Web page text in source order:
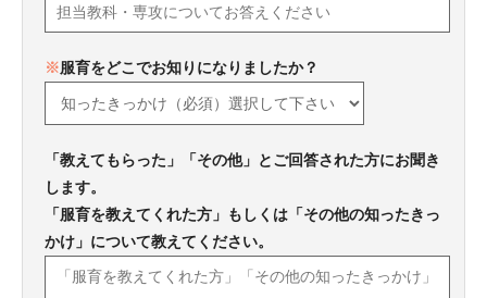
※服育をどこでお知りになりましたか？
「教えてもらった」「その他」とご回答された方にお聞き
します。
「服育を教えてくれた方」もしくは「その他の知ったきっ
かけ」について教えてください。